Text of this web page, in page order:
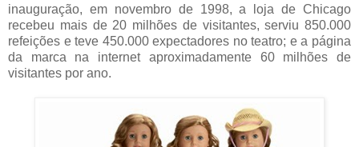
inauguração, em novembro de 1998, a loja de Chicago
recebeu mais de 20 milhões de visitantes, serviu 850.000
refeições e teve 450.000 expectadores no teatro; e a página
da marca na internet aproximadamente 60 milhões de
visitantes por ano.